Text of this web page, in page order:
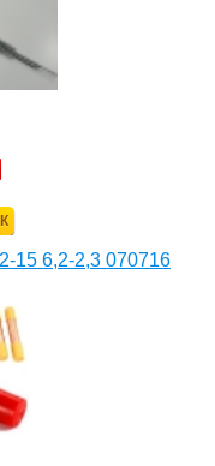
15 6,2-2,3 070716